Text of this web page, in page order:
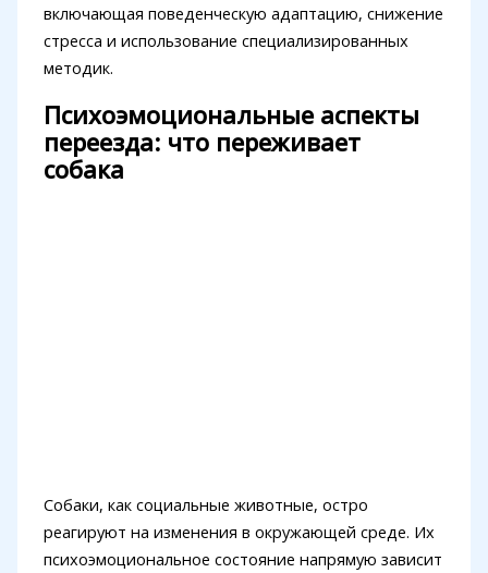
включающая поведенческую адаптацию, снижение
стресса и использование специализированных
методик.
Психоэмоциональные аспекты
переезда: что переживает
собака
Собаки, как социальные животные, остро
реагируют на изменения в окружающей среде. Их
психоэмоциональное состояние напрямую зависит